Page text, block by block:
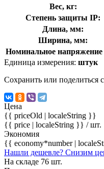
Вес, кг:
Степень защиты IP:
Длина, мм:
Ширина, мм:
Номинальное напряжение
Единица измерения: штук
Сохранить или поделиться
Цена
{{ priceOld | localeString }}
{{ price | localeString }} / шт.
Экономия
{{ economy*number |
Нашли дешевле? Снизим
На складе 76 шт.